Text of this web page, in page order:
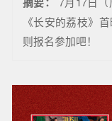
《长安的荔枝》
则报名参加吧！